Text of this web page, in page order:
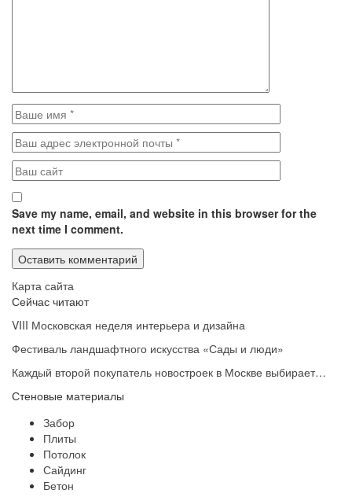
Save my name, email, and website in this browser for the
next time I comment.
Карта сайта
Сейчас читают
VIII Московская неделя интерьера и дизайна
Фестиваль ландшафтного искусства «Сады и люди»
Каждый второй покупатель новостроек в Москве выбирает…
Стеновые материалы
Забор
Плиты
Потолок
Сайдинг
Бетон